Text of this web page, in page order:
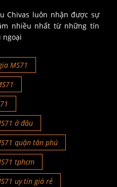
Chivas luôn nhận được sự
nhiều nhất từ những tín
ngoại
MS71
ở đâu
quận tân phú
tphcm
uy tín giá rẻ